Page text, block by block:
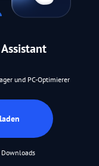
und PC-Optimierer